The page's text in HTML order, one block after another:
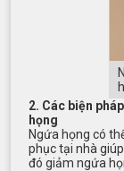
2. Các biện
họng
Ngứa họng có
phục tại nhà
đó giảm ngứa